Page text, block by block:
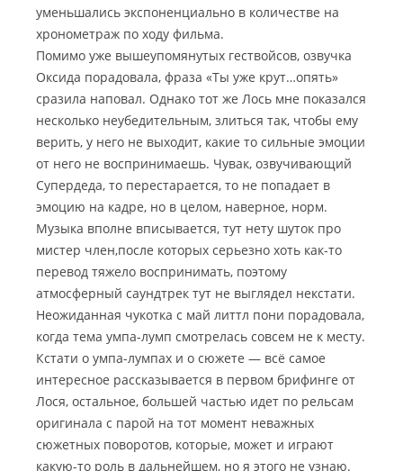
уменьшались экспоненциально в количестве на
хронометраж по ходу фильма.
Помимо уже вышеупомянутых гествойсов, озвучка
Оксида порадовала, фраза «Ты уже крут…опять»
сразила наповал. Однако тот же Лось мне показался
несколько неубедительным, злиться так, чтобы ему
верить, у него не выходит, какие то сильные эмоции
от него не воспринимаешь. Чувак, озвучивающий
Супердеда, то перестарается, то не попадает в
эмоцию на кадре, но в целом, наверное, норм.
Музыка вполне вписывается, тут нету шуток про
мистер член,после которых серьезно хоть как-то
перевод тяжело воспринимать, поэтому
атмосферный саундтрек тут не выглядел некстати.
Неожиданная чукотка с май литтл пони порадовала,
когда тема умпа-лумп смотрелась совсем не к месту.
Кстати о умпа-лумпах и о сюжете — всё самое
интересное рассказывается в первом брифинге от
Лося, остальное, большей частью идет по рельсам
оригинала с парой на тот момент неважных
сюжетных поворотов, которые, может и играют
какую-то роль в дальнейшем, но я этого не узнаю.